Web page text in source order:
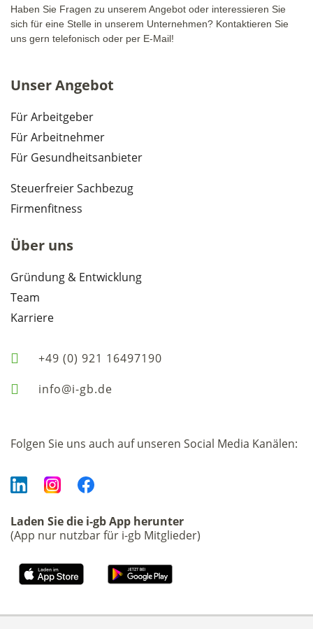
Haben Sie Fragen zu unserem Angebot oder interessieren Sie
sich für eine Stelle in unserem Unternehmen? Kontaktieren Sie
uns gern telefonisch oder per E-Mail!
Unser Angebot
Für Arbeitgeber
Für Arbeitnehmer
Für Gesundheitsanbieter
Steuerfreier Sachbezug
Firmenfitness
Über uns
Gründung & Entwicklung
Team
Karriere
+49 (0) 921 16497190
info@i-gb.de
Folgen Sie uns auch auf unseren Social Media Kanälen:
Laden Sie die i-gb App herunter
(App nur nutzbar für i-gb Mitglieder)